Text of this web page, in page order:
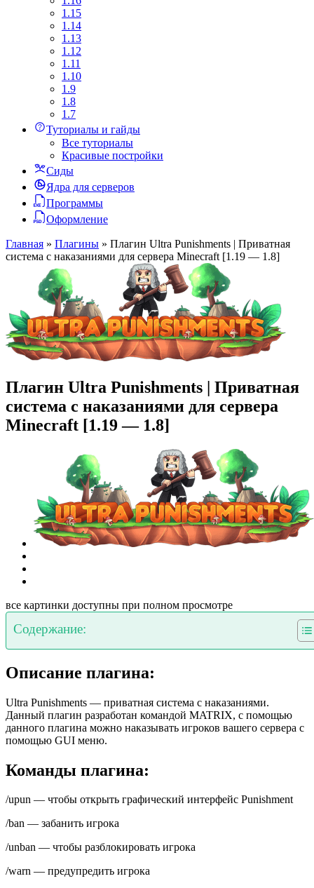
1.15
1.14
1.13
1.12
1.11
1.10
1.9
1.8
1.7
Туториалы и гайды
Все туториалы
Красивые постройки
Сиды
Ядра для серверов
Программы
Оформление
Главная » Плагины » Плагин Ultra Punishments | Приватная
система с наказаниями для сервера Minecraft [1.19 — 1.8]
Плагин Ultra Punishments | Приватная
система с наказаниями для сервера
Minecraft [1.19 — 1.8]
все картинки доступны при полном просмотре
Содержание:
Описание плагина:
Ultra Punishments — приватная система с наказаниями.
Данный плагин разработан командой MATRIX, с помощью
данного плагина можно наказывать игроков вашего сервера с
помощью GUI меню.
Команды плагина:
/upun — чтобы открыть графический интерфейс Punishment
/ban — забанить игрока
/unban — чтобы разблокировать игрока
/warn — предупредить игрока